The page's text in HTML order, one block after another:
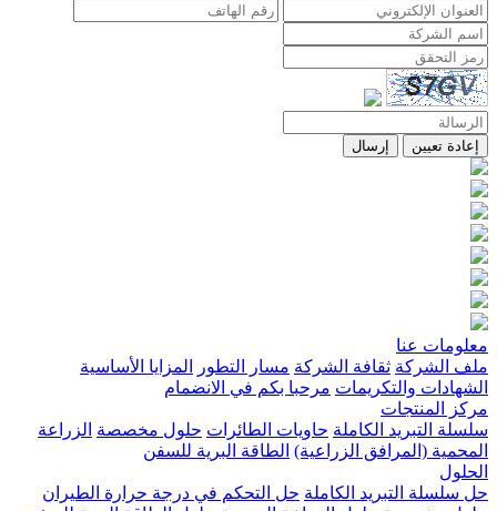
إعادة تعيين إرسال
معلومات عنا
ملف الشركة ثقافة الشركة مسار التطور
المزايا الأساسية
الشهادات والتكريمات مرحبا بكم في الانضمام
مركز المنتجات
سلسلة التبريد الكاملة حاويات الطائرات حلول مخصصة الزراعة
المحمية (المرافق الزراعية) الطاقة البرية للسفن
الحلول
حل سلسلة التبريد الكاملة حل التحكم في درجة حرارة الطيران